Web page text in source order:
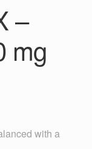
–
mg
with a